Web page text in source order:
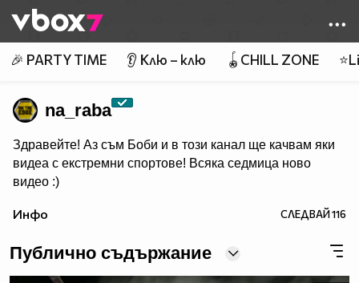
👾
🎉 PARTY TIME 👂 Клю – клю 🪀CHILL ZONE
na_raba
Здравейте! Аз съм Боби и в този канал ще качвам яки
видеа с екстремни спортове! Всяка седмица ново
видео :)
Инфо СЛЕДВАЙ116
Публично съдържание